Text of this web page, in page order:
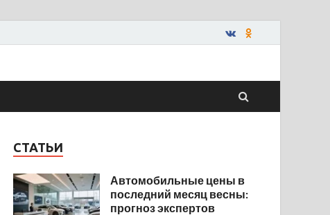
СТАТЬИ
Автомобильные цены в
последний месяц весны:
прогноз экспертов